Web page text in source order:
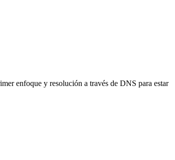
enfoque y resolución a través de DNS para estar